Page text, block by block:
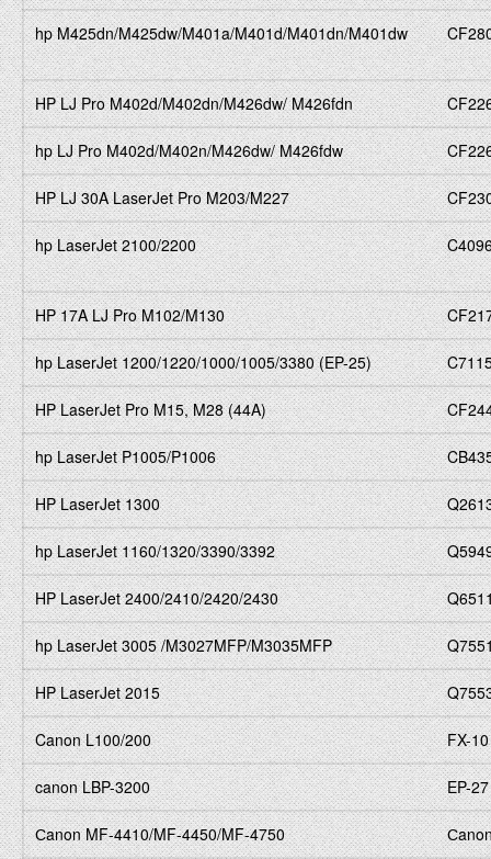
hp M425dn/M425dw/M401a/M401d/M401dn/M401dw
HP LJ Pro M402d/M402dn/M426dw/ M426fdn
hp LJ Pro M402d/M402n/M426dw/ M426fdw
HP LJ 30A LaserJet Pro M203/M227
hp LaserJet 2100/2200
HP 17A LJ Pro M102/M130
hp LaserJet 1200/1220/1000/1005/3380 (EP-25)
HP LaserJet Pro M15, M28 (44A)
hp LaserJet P1005/P1006
HP LaserJet 1300
hp LaserJet 1160/1320/3390/3392
HP LaserJet 2400/2410/2420/2430
hp LaserJet 3005 /M3027MFP/M3035MFP
HP LaserJet 2015
Canon L100/200 FX-10
canon LBP-3200 EP-27
Сanon MF-4410/MF-4450/MF-4750